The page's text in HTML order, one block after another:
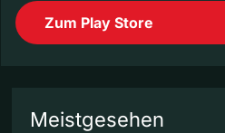
Zum Play Store
Meistgesehen